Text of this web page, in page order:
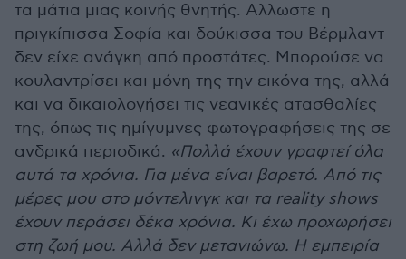
τα μάτια μιας κοινής θνητής. Αλλωστε η
πριγκίπισσα Σοφία και δούκισσα του Βέρμλαντ
δεν είχε ανάγκη από προστάτες. Μπορούσε να
κουλαντρίσει και μόνη της την εικόνα της, αλλά
και να δικαιολογήσει τις νεανικές ατασθαλίες
της, όπως τις ημίγυμνες φωτογραφήσεις της σε
ανδρικά περιοδικά. «Πολλά έχουν γραφτεί όλα
αυτά τα χρόνια. Για μένα είναι βαρετό. Από τις
μέρες μου στο μόντελινγκ και τα reality shows
έχουν περάσει δέκα χρόνια. Κι έχω προχωρήσει
στη ζωή μου. Αλλά δεν μετανιώνω. Η εμπειρία